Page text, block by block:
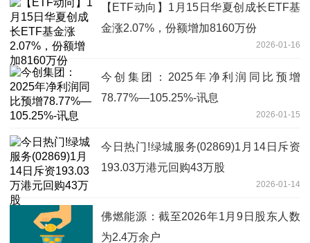
【ETF动向】1月15日华夏创成长ETF基
金涨2.07%，份额增加8160万份
2026-01-16
今创集团：2025年净利润同比预增
78.77%—105.25%-讯息
2026-01-15
今日热门!绿城服务(02869)1月14日斥资
193.03万港元回购43万股
2026-01-14
佛燃能源：截至2026年1月9日股东人数
为2.4万余户